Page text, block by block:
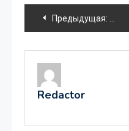
Навигация
по
записям
Предыдущая:
Redactor